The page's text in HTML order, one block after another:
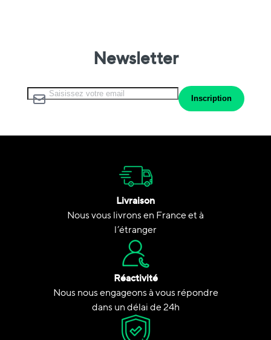
Newsletter
Inscription à notre lettre d’information :
Inscription
Livraison
Nous vous livrons en France et à
l’étranger
Réactivité
Nous nous engageons à vous répondre
dans un délai de 24h